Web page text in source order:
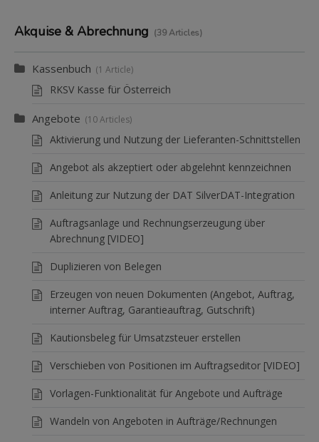
Akquise & Abrechnung 39 Articles
Kassenbuch 1 Article
RKSV Kasse für Österreich
Angebote 10 Articles
Aktivierung und Nutzung der Lieferanten-Schnittstellen
Angebot als akzeptiert oder abgelehnt kennzeichnen
Anleitung zur Nutzung der DAT SilverDAT-Integration
Auftragsanlage und Rechnungserzeugung über
Abrechnung [VIDEO]
Duplizieren von Belegen
Erzeugen von neuen Dokumenten (Angebot, Auftrag,
interner Auftrag, Garantieauftrag, Gutschrift)
Kautionsbeleg für Umsatzsteuer erstellen
Verschieben von Positionen im Auftragseditor [VIDEO]
Vorlagen-Funktionalität für Angebote und Aufträge
Wandeln von Angeboten in Aufträge/Rechnungen